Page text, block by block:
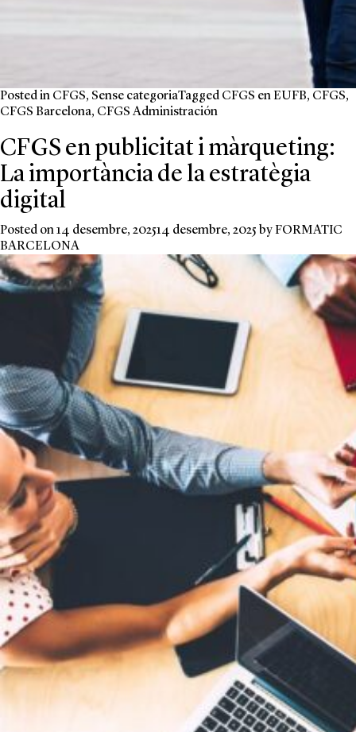
Posted in CFGS, Sense categoriaTagged CFGS en EUFB, CFGS,
CFGS Barcelona, CFGS Administración
CFGS en publicitat i màrqueting:
La importància de la estratègia
digital
Posted on14 desembre, 202514 desembre, 2025 byFORMATIC
BARCELONA